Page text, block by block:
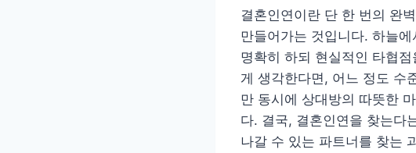
결혼인연이란 단 한 번의 완
만들어가는 것입니다. 하늘
명확히 하되 현실적인 타협
게 생각한다면, 어느 정도 수
만 동시에 상대방의 따뜻한
다. 결국, 결혼인연을 찾는다
나갈 수 있는 파트너를 찾는